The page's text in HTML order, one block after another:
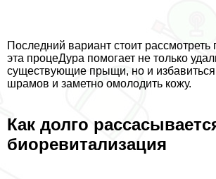
Последний вариант стоит рассмотреть
эта процеДypa помогает не только
существующие прыщи, но и избавиться
шрамов и заметно омолодить кожу.
Как долго
биоревитализация